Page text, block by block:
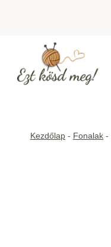
Kezdőlap - Fonalak -